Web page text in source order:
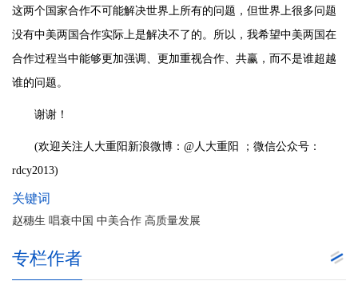
这两个国家合作不可能解决世界上所有的问题，但世界上很多问题
没有中美两国合作实际上是解决不了的。所以，我希望中美两国在
合作过程当中能够更加强调、更加重视合作、共赢，而不是谁超越
谁的问题。
谢谢！
(欢迎关注人大重阳新浪微博：@人大重阳 ；微信公众号：
rdcy2013)
关键词
赵穗生 唱衰中国 中美合作 高质量发展
专栏作者